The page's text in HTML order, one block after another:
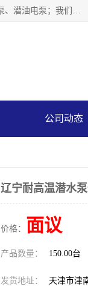
天津奥特泵业有限公司主要从事：不锈钢潜水泵、大流量潜水泵、高扬程潜水泵、矿用潜水泵、耐高温潜水泵、潜油电泵；我们以开发研制生产各种用途的水泵为主，历经十多年艰苦创业，已成为总资产达伍仟多万元，占地面积1万多平方米，年生产能力几百万（台）套，形成集设计研发、制造安装、技术服务于一体的现代规模型企业。
公司动态
辽宁耐高温潜水
价格： 面议
产品数量： 150.00台
发货地址： 天津市津